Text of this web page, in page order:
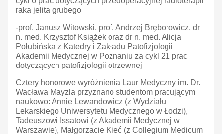
raka jelita grubego
-prof. Janusz Witowski, prof. Andrzej Bręborowicz, dr
n. med. Krzysztof Książek oraz dr n. med. Alicja
Połubińska z Katedry i Zakładu Patofizjologii
Akademii Medycznej w Poznaniu za cykl 21 prac
dotyczących patofizjologii otrzewnej
Cztery honorowe wyróżnienia Laur Medyczny im. Dr.
Wacława Mayzla przyznano studentom pracującym
naukowo: Annie Lewandowicz (z Wydziału
Lekarskiego Uniwersytetu Medycznego w Łodzi),
Tadeuszowi Issatowi (z Akademii Medycznej w
Warszawie), Małgorzacie Kieć (z Collegium Medicum